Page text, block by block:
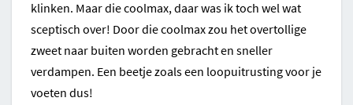
klinken. Maar die coolmax, daar was ik toch wel wat
sceptisch over! Door die coolmax zou het overtollige
zweet naar buiten worden gebracht en sneller
verdampen. Een beetje zoals een loopuitrusting voor je
voeten dus!